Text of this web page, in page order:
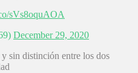
sVs8oquAOA
December 29, 2020
sin distinción entre los dos